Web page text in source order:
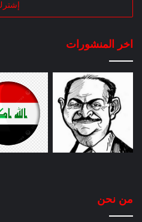
اخر المنشورات
من نحن